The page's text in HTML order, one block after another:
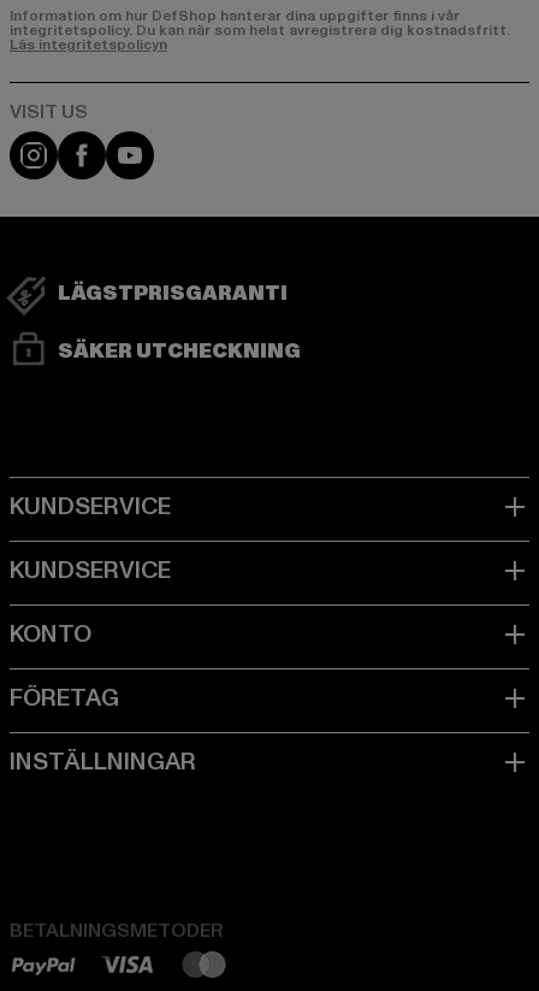
Information om hur DefShop hanterar dina uppgifter finns i vår
integritetspolicy. Du kan när som helst avregistrera dig kostnadsfritt.
Läs integritetspolicyn
Visit our Instagram page:
Visit our Facebook page:
Visit our YouTube channel:
LÄGSTPRISGARANTI
SÄKER UTCHECKNING
BETALNINGSMETODER